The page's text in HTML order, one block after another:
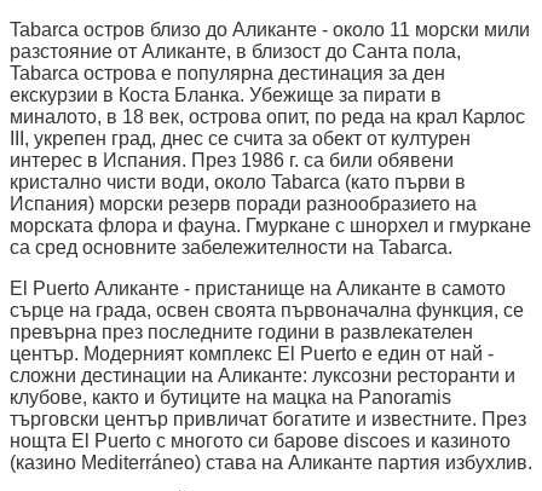
Tabarca остров близо до Аликанте - около 11 морски мили
разстояние от Аликанте, в близост до Санта пола,
Tabarca острова е популярна дестинация за ден
екскурзии в Коста Бланка. Убежище за пирати в
миналото, в 18 век, острова опит, по реда на крал Карлос
III, укрепен град, днес се счита за обект от културен
интерес в Испания. През 1986 г. са били обявени
кристално чисти води, около Tabarca (като първи в
Испания) морски резерв поради разнообразието на
морската флора и фауна. Гмуркане с шнорхел и гмуркане
са сред основните забележителности на Tabarca.
El Puerto Аликанте - пристанище на Аликанте в самото
сърце на града, освен своята първоначална функция, се
превърна през последните години в развлекателен
център. Модерният комплекс El Puerto е един от най -
сложни дестинации на Аликанте: луксозни ресторанти и
клубове, както и бутиците на мацка на Panoramis
търговски център привличат богатите и известните. През
нощта El Puerto с многото си барове discoes и казиното
(казино Mediterráneo) става на Аликанте партия избухлив.